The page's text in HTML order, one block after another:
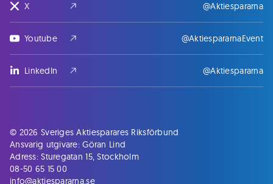
X @Aktiespararna
Youtube @AktiespararnaEvent
LinkedIn @Aktiespararna
© 2026 Sveriges Aktiesparares Riksförbund
Ansvarig utgivare: Göran Lind
Adress: Sturegatan 15, Stockholm
08-50 65 15 00
info@aktiespararna.se